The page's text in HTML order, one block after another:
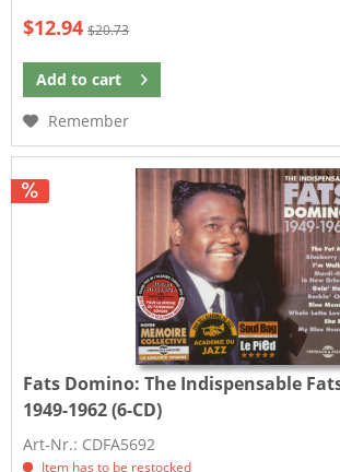
$12.94 $20.73
Add to cart
Remember
Fats Domino: The Indispensable
1949-1962 (6-CD)
Art-Nr.: CDFA5692
Item has to be restocked